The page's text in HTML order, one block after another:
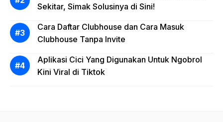
Sekitar, Simak Solusinya di Sini!
Cara Daftar Clubhouse dan Cara Masuk
Clubhouse Tanpa Invite
Aplikasi Cici Yang Digunakan Untuk Ngobrol
Kini Viral di Tiktok